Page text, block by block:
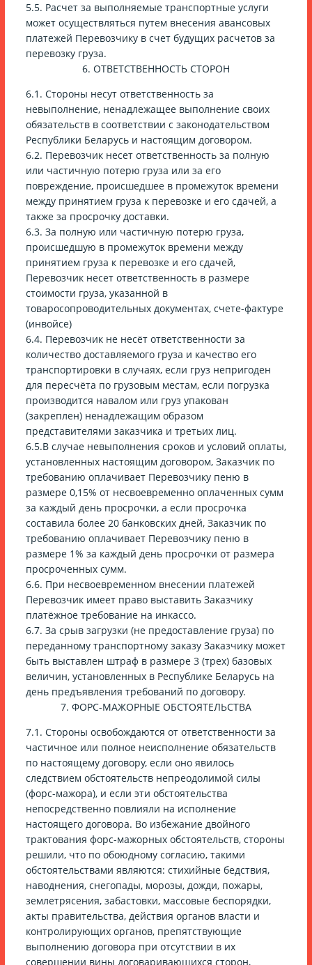
5.5. Расчет за выполняемые транспортные услуги
может осуществляться путем внесения авансовых
платежей Перевозчику в счет будущих расчетов за
перевозку груза.
6. ОТВЕТСТВЕННОСТЬ СТОРОН
6.1. Стороны несут ответственность за
невыполнение, ненадлежащее выполнение своих
обязательств в соответствии с законодательством
Республики Беларусь и настоящим договором.
6.2. Перевозчик несет ответственность за полную
или частичную потерю груза или за его
повреждение, происшедшее в промежуток времени
между принятием груза к перевозке и его сдачей, а
также за просрочку доставки.
6.3. За полную или частичную потерю груза,
происшедшую в промежуток времени между
принятием груза к перевозке и его сдачей,
Перевозчик несет ответственность в размере
стоимости груза, указанной в
товаросопроводительных документах, счете-фактуре
(инвойсе)
6.4. Перевозчик не несёт ответственности за
количество доставляемого груза и качество его
транспортировки в случаях, если груз непригоден
для пересчёта по грузовым местам, если погрузка
производится навалом или груз упакован
(закреплен) ненадлежащим образом
представителями заказчика и третьих лиц.
6.5.В случае невыполнения сроков и условий оплаты,
установленных настоящим договором, Заказчик по
требованию оплачивает Перевозчику пеню в
размере 0,15% от несвоевременно оплаченных сумм
за каждый день просрочки, а если просрочка
составила более 20 банковских дней, Заказчик по
требованию оплачивает Перевозчику пеню в
размере 1% за каждый день просрочки от размера
просроченных сумм.
6.6. При несвоевременном внесении платежей
Перевозчик имеет право выставить Заказчику
платёжное требование на инкассо.
6.7. За срыв загрузки (не предоставление груза) по
переданному транспортному заказу Заказчику может
быть выставлен штраф в размере 3 (трех) базовых
величин, установленных в Республике Беларусь на
день предъявления требований по договору.
7. ФОРС-МАЖОРНЫЕ ОБСТОЯТЕЛЬСТВА
7.1. Стороны освобождаются от ответственности за
частичное или полное неисполнение обязательств
по настоящему договору, если оно явилось
следствием обстоятельств непреодолимой силы
(форс-мажора), и если эти обстоятельства
непосредственно повлияли на исполнение
настоящего договора. Во избежание двойного
трактования форс-мажорных обстоятельств, стороны
решили, что по обоюдному согласию, такими
обстоятельствами являются: стихийные бедствия,
наводнения, снегопады, морозы, дожди, пожары,
землетрясения, забастовки, массовые беспорядки,
акты правительства, действия органов власти и
контролирующих органов, препятствующие
выполнению договора при отсутствии в их
совершении вины договаривающихся сторон,